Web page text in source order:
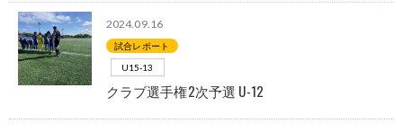
2024.09.16
試合レポート
U15-13
クラブ選手権2次予選 U-12